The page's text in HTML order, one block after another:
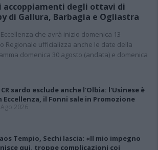
accoppiamenti degli ottavi di
di Gallura, Barbagia e Ogliastra
che avrà inizio domenica 13
Regionale ufficializza anche le date della
domenica 30 agosto (andata) e domenica
CR sardo esclude anche l'Olbia: l'Usinese è
Eccellenza, il Fonni sale in Promozione
2026
Tempio, Sechi lascia: «Il mio impegno
qui, troppe complicazioni coi